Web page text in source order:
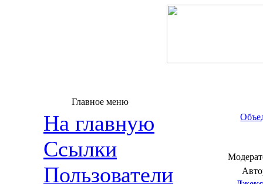
Главное меню
На главную
Ссылки
Пользователи